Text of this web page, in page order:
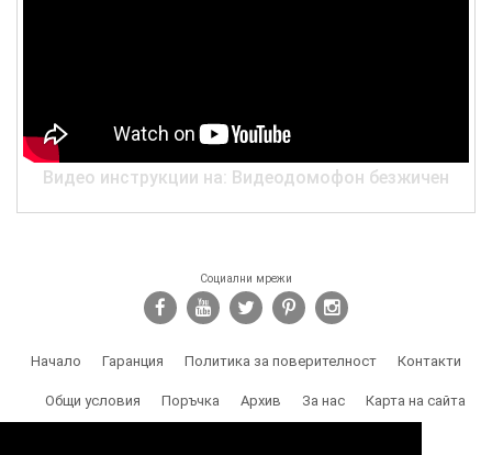
Видео инструкции на: Видеодомофон безжичен
Социални мрежи
Начало Гаранция Политика за поверителност Контакти
Общи условия Поръчка Архив За нас Карта на сайта